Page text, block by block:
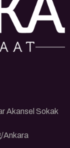
Akansel Sokak
Ankara